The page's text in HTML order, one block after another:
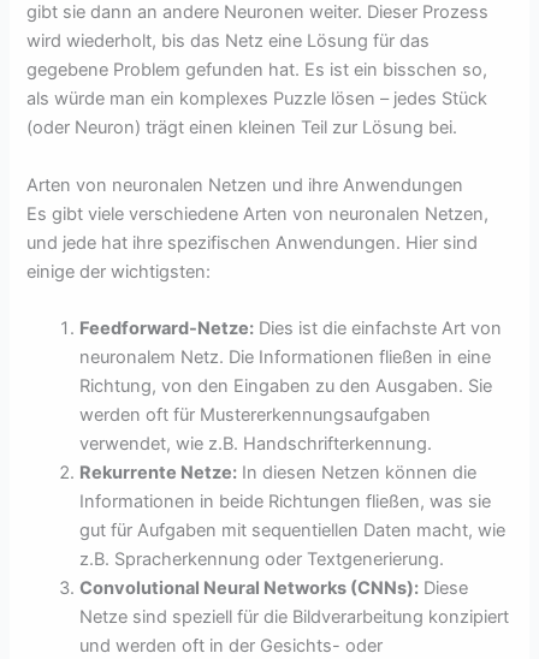
gibt sie dann an andere Neuronen weiter. Dieser Prozess
wird wiederholt, bis das Netz eine Lösung für das
gegebene Problem gefunden hat. Es ist ein bisschen so,
als würde man ein komplexes Puzzle lösen – jedes Stück
(oder Neuron) trägt einen kleinen Teil zur Lösung bei.
Arten von neuronalen Netzen und ihre Anwendungen
Es gibt viele verschiedene Arten von neuronalen Netzen,
und jede hat ihre spezifischen Anwendungen. Hier sind
einige der wichtigsten:
Feedforward-Netze: Dies ist die einfachste Art von
neuronalem Netz. Die Informationen fließen in eine
Richtung, von den Eingaben zu den Ausgaben. Sie
werden oft für Mustererkennungsaufgaben
verwendet, wie z.B. Handschrifterkennung.
Rekurrente Netze: In diesen Netzen können die
Informationen in beide Richtungen fließen, was sie
gut für Aufgaben mit sequentiellen Daten macht, wie
z.B. Spracherkennung oder Textgenerierung.
Convolutional Neural Networks (CNNs): Diese
Netze sind speziell für die Bildverarbeitung konzipiert
und werden oft in der Gesichts- oder